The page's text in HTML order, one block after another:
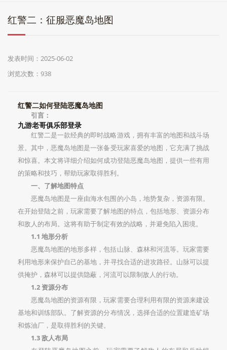
红警二：征服恶魔岛地图
发表时间：2025-06-02
浏览次数：938
红警二如何登陆恶魔岛地图
引言：
九游老哥俱乐部登录
红警二是一款经典的即时战略游戏，拥有丰富的地图和战斗场
景。其中，恶魔岛地图是一张备受玩家喜爱的地图，它充满了挑战
和惊喜。本文将详细介绍如何成功登陆恶魔岛地图，提供一些有用
的策略和技巧，帮助玩家取得胜利。
一、了解地图特点
恶魔岛地图是一座由海水包围的小岛，地势复杂，资源有限。
在开始登陆之前，玩家需要了解地图的特点，包括地形、资源分布
和敌人的布局。这将有助于制定有效的战略，并避免陷入困境。
1.1 地形分析
恶魔岛地图的地形多样，包括山脉、森林和河流等。玩家需要
利用地形来保护自己的基地，并寻找合适的进攻路径。山脉可以提
供掩护，森林可以提供隐蔽，河流可以限制敌人的行动。
1.2 资源分布
恶魔岛地图的资源有限，玩家需要合理利用有限的资源来建设
基地和训练部队。了解资源的分布情况，选择合适的位置建造矿场
和炼油厂，是取得胜利的关键。
1.3 敌人布局